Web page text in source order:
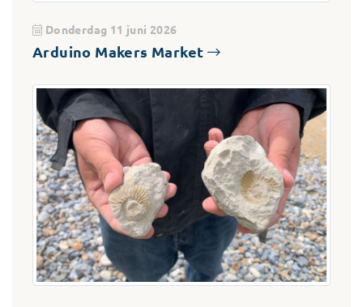
Donderdag 11 juni 2026
Arduino Makers Market